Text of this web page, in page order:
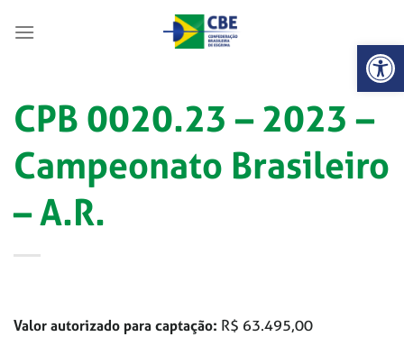
Abrir
CPB 0020.23 – 2023 –
Campeonato Brasileiro
– A.R.
Valor autorizado para captação: R$ 63.495,00